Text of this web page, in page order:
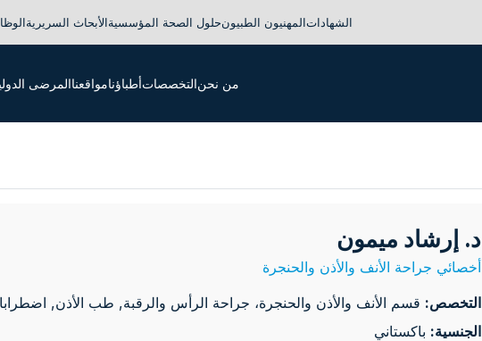
الشهاداتالمهنيون الطبيونحلول الصحة المؤسسيةالأبحاث السريرية
من نحنالتخصصاتأطباؤنامواقعناالمرضى
د. إرشاد ميمون
أخصائي جراحة الأنف والأذن والحنجرة
التخصص: قسم الأنف والأذن والحنجرة، جراحة الرأس والرقبة, طب الأذن,
الجنسية: باكستاني